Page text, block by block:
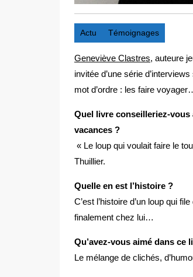
Actu Témoignages
Geneviève Clastres, auteure
invitée d’une série
mot d’ordre : les faire
Quel livre conseilleriez-vous
vacances ?
« Le loup qui voulait faire le
Thuillier.
Quelle en est l’histoire ?
C’est l’histoire d’un loup qui
finalement chez lui…
Qu’avez-vous aimé dans ce
Le mélange de clichés,